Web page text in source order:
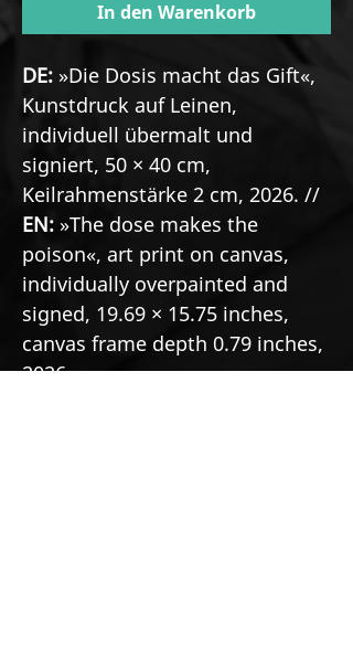
In den Warenkorb
DE: »Die Dosis macht das Gift«,
Kunstdruck auf Leinen,
individuell übermalt und
signiert, 50 × 40 cm,
Keilrahmenstärke 2 cm, 2026. //
EN: »The dose makes the
poison«, art print on canvas,
individually overpainted and
signed, 19.69 × 15.75 inches,
canvas frame depth 0.79 inches,
2026.